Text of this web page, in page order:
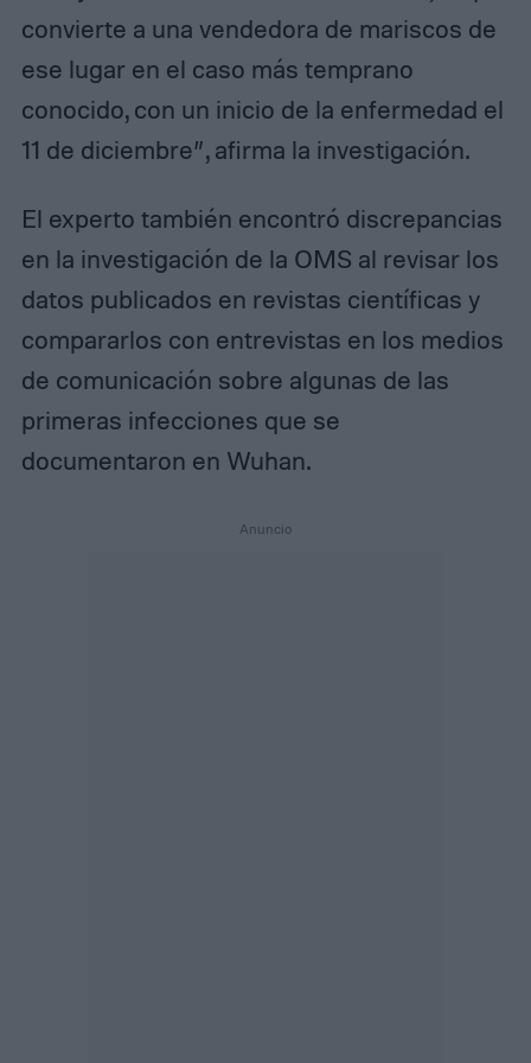
convierte a una vendedora de mariscos de
ese lugar en el caso más temprano
conocido, con un inicio de la enfermedad el
11 de diciembre”, afirma la investigación.
El experto también encontró discrepancias
en la investigación de la OMS al revisar los
datos publicados en revistas científicas y
compararlos con entrevistas en los medios
de comunicación sobre algunas de las
primeras infecciones que se
documentaron en Wuhan.